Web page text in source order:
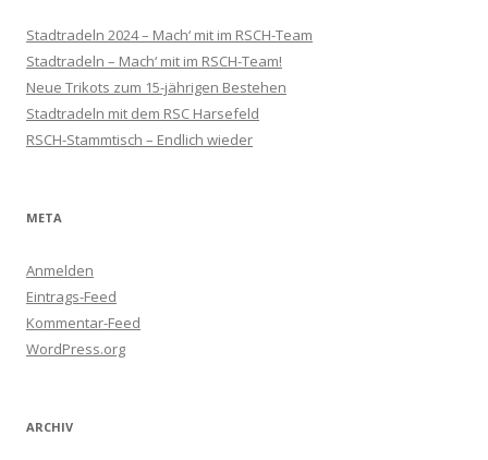
Stadtradeln 2024 – Mach‘ mit im RSCH-Team
Stadtradeln – Mach‘ mit im RSCH-Team!
Neue Trikots zum 15-jährigen Bestehen
Stadtradeln mit dem RSC Harsefeld
RSCH-Stammtisch – Endlich wieder
META
Anmelden
Eintrags-Feed
Kommentar-Feed
WordPress.org
ARCHIV